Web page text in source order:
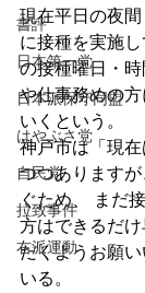
書評
日本第一党
日本派保守同盟
はやぶさ党
自民党
拉致事件
右派運動
現在平日の夜間
に接種を実施
の接種曜日・
や仕事務めの
いくという。
神戸市は「現
つつあります
ぐため、 まだ
方はできるだ
だくようお願
いる。